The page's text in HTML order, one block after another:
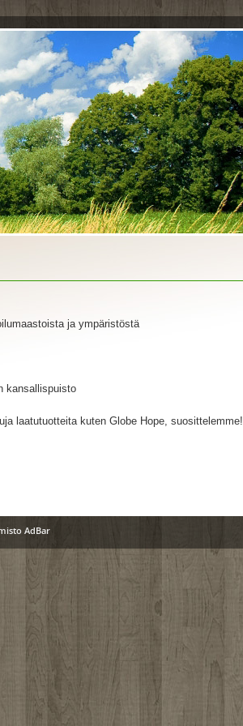
ja ympäristöstä
kansallispuisto
laatutuotteita kuten Globe Hope, suosittelemme!
AdBar